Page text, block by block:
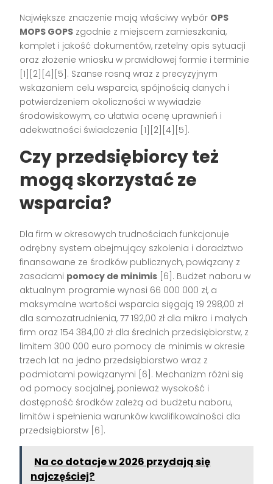
Największe znaczenie mają właściwy wybór OPS
MOPS GOPS zgodnie z miejscem zamieszkania,
komplet i jakość dokumentów, rzetelny opis sytuacji
oraz złożenie wniosku w prawidłowej formie i terminie
[1][2][4][5]. Szanse rosną wraz z precyzyjnym
wskazaniem celu wsparcia, spójnością danych i
potwierdzeniem okoliczności w wywiadzie
środowiskowym, co ułatwia ocenę uprawnień i
adekwatności świadczenia [1][2][4][5].
Czy przedsiębiorcy też
mogą skorzystać ze
wsparcia?
Dla firm w okresowych trudnościach funkcjonuje
odrębny system obejmujący szkolenia i doradztwo
finansowane ze środków publicznych, powiązany z
zasadami pomocy de minimis [6]. Budżet naboru w
aktualnym programie wynosi 66 000 000 zł, a
maksymalne wartości wsparcia sięgają 19 298,00 zł
dla samozatrudnienia, 77 192,00 zł dla mikro i małych
firm oraz 154 384,00 zł dla średnich przedsiębiorstw, z
limitem 300 000 euro pomocy de minimis w okresie
trzech lat na jedno przedsiębiorstwo wraz z
podmiotami powiązanymi [6]. Mechanizm różni się
od pomocy socjalnej, ponieważ wysokość i
dostępność środków zależą od budżetu naboru,
limitów i spełnienia warunków kwalifikowalności dla
przedsiębiorstw [6].
Na co dotacje w 2026 przydają się
najczęściej?